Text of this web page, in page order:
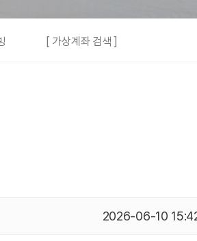
[ 가상계좌 검색 ]
2026-06-10